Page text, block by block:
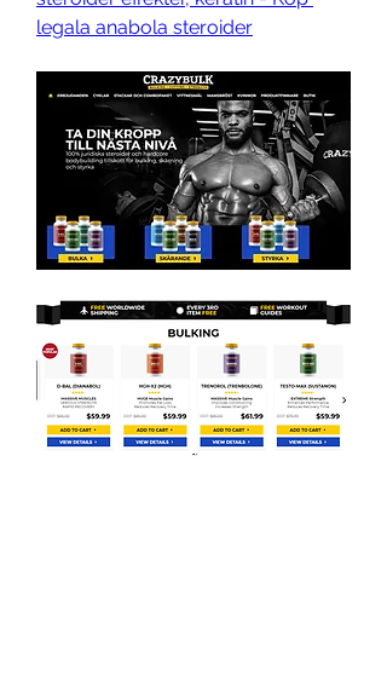
legala anabola steroider